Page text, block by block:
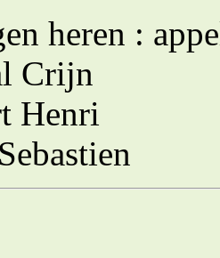
heren :
Crijn
Henri